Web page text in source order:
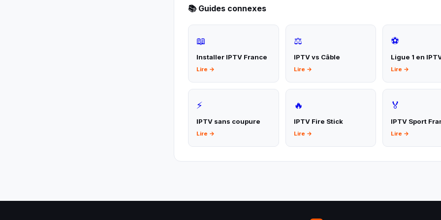
📚 Guides connexes
📖
Installer IPTV France
Lire →
⚖️
IPTV vs Câble
Lire →
⚽
Ligue 1 en
Lire →
⚡
IPTV sans coupure
Lire →
🔥
IPTV Fire Stick
Lire →
🏅
IPTV Sport
Lire →